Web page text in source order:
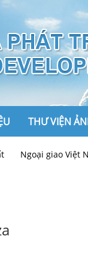
THƯ VIỆN
giao Việt Nam